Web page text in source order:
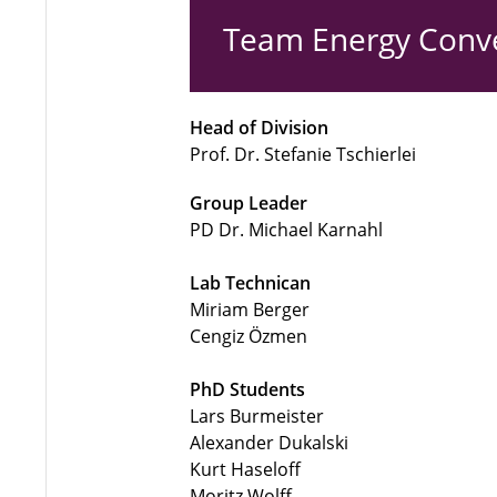
Team Energy
Head of Division
Prof. Dr. Stefanie Tschierlei
Group Leader
PD Dr. Michael Karnahl
Lab Technican
Miriam Berger
Cengiz Özmen
PhD Students
Lars Burmeister
Alexander Dukalski
Kurt Haseloff